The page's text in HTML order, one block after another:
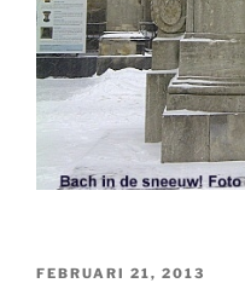
GEPLAATST
FEBRUARI 21, 2013